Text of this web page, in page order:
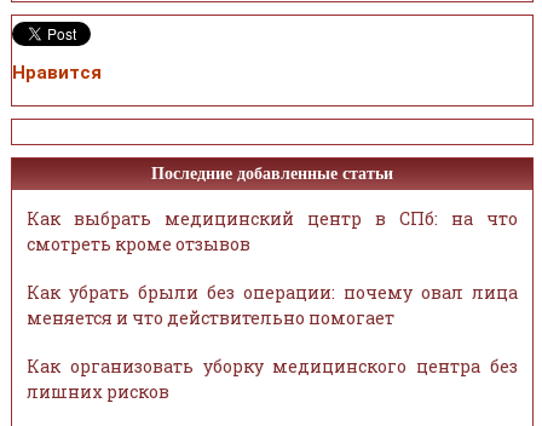
Нравится
Последние добавленные статьи
Как выбрать медицинский центр в СПб: на что
смотреть кроме отзывов
Как убрать брыли без операции: почему овал лица
меняется и что действительно помогает
Как организовать уборку медицинского центра без
лишних рисков